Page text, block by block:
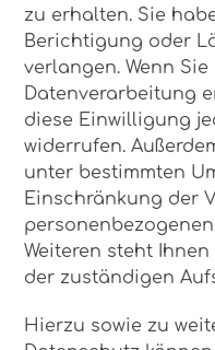
zu erhalten. Sie
Berichtigung oder
verlangen. Wenn
Datenverarbeitung
diese Einwilligung
widerrufen.
unter bestimmten
Einschränkung der
Weiteren steht
der zuständigen
Hierzu sowie zu